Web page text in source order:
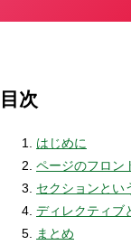
編
目次
はじめに
ページのフロン
セクションとい
ディレクティブ
まとめ